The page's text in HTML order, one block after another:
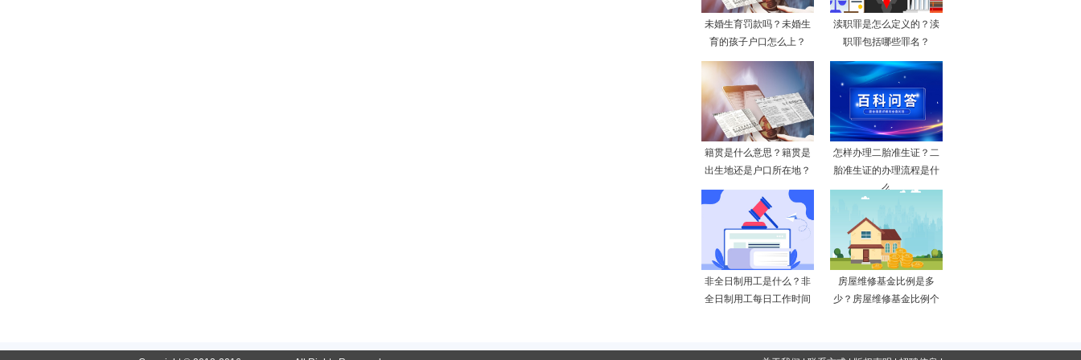
未婚生育罚款吗？未婚生
育的孩子户口怎么上？
渎职罪是怎么定义的？渎
职罪包括哪些罪名？
籍贯是什么意思？籍贯是
出生地还是户口所在地？
怎样办理二胎准生证？二
胎准生证的办理流程是什
么
非全日制用工是什么？非
全日制用工每日工作时间
房屋维修基金比例是多
少？房屋维修基金比例个